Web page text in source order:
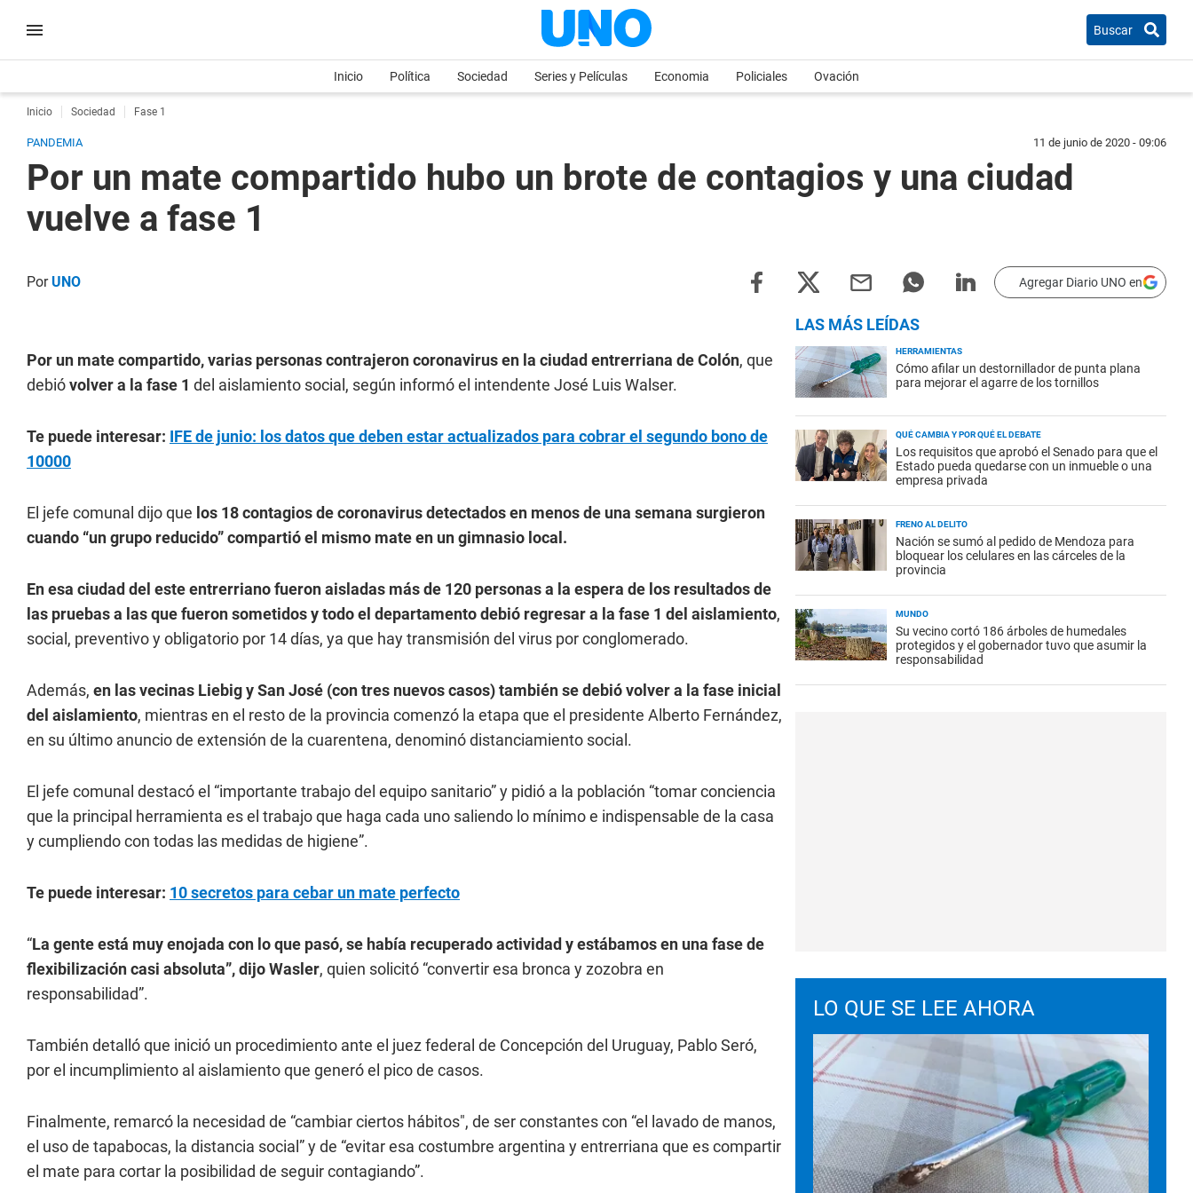
Buscar
Inicio Política Sociedad Series y Películas Economia Policiales Ovación
Inicio Sociedad Fase 1
PANDEMIA 11 de junio de 2020 - 09:06
Por un mate compartido hubo un brote de contagios y una ciudad
vuelve a fase 1
PorUNO Agregar Diario UNO en
Por un mate compartido, varias personas contrajeron coronavirus en la ciudad entrerriana de Colón, que
debióvolver a la fase 1 del aislamiento social, según informó el intendente José Luis Walser.
Te puede interesar: IFE de junio: los datos que deben estar actualizados para cobrar el segundo bono de
10000
El jefe comunal dijo que los 18 contagios de coronavirus detectados en menos de una semana surgieron
cuando “un grupo reducido” compartió el mismo mate en un gimnasio local.
En esa ciudad del este entrerriano fueron aisladas más de 120 personas a la espera de los resultados de
las pruebas a las que fueron sometidos y todo el departamento debió regresar a la fase 1 del aislamiento,
social, preventivo y obligatorio por 14 días, ya que hay transmisión del virus por conglomerado.
Además, en las vecinas Liebig y San José (con tres nuevos casos) también se debió volver a la fase inicial
del aislamiento, mientras en el resto de la provincia comenzó la etapa que el presidente Alberto Fernández,
en su último anuncio de extensión de la cuarentena, denominó distanciamiento social.
El jefe comunal destacó el “importante trabajo del equipo sanitario” y pidió a la población “tomar conciencia
que la principal herramienta es el trabajo que haga cada uno saliendo lo mínimo e indispensable de la casa
y cumpliendo con todas las medidas de higiene”.
Te puede interesar: 10 secretos para cebar un mate perfecto
“La gente está muy enojada con lo que pasó, se había recuperado actividad y estábamos en una fase de
flexibilización casi absoluta”, dijo Wasler, quien solicitó “convertir esa bronca y zozobra en
responsabilidad”.
También detalló que inició un procedimiento ante el juez federal de Concepción del Uruguay, Pablo Seró,
por el incumplimiento al aislamiento que generó el pico de casos.
Finalmente, remarcó la necesidad de “cambiar ciertos hábitos", de ser constantes con “el lavado de manos,
el uso de tapabocas, la distancia social” y de “evitar esa costumbre argentina y entrerriana que es compartir
el mate para cortar la posibilidad de seguir contagiando”.
LAS MÁS LEÍDAS
HERRAMIENTAS
Cómo afilar un destornillador de punta plana
para mejorar el agarre de los tornillos
QUÉ CAMBIA Y POR QUÉ EL DEBATE
Los requisitos que aprobó el Senado para que el
Estado pueda quedarse con un inmueble o una
empresa privada
FRENO AL DELITO
Nación se sumó al pedido de Mendoza para
bloquear los celulares en las cárceles de la
provincia
MUNDO
Su vecino cortó 186 árboles de humedales
protegidos y el gobernador tuvo que asumir la
responsabilidad
LO QUE SE LEE AHORA